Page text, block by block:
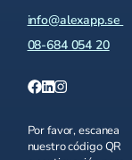
info@alexapp.se
08-684 054 20
Por favor, escanea
nuestro código QR